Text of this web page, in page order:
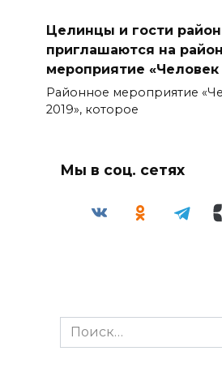
Целинцы и гости
приглашаются на
мероприятие «Человек
Районное мероприятие
2019», которое
Мы в соц. сетях
Search
for: